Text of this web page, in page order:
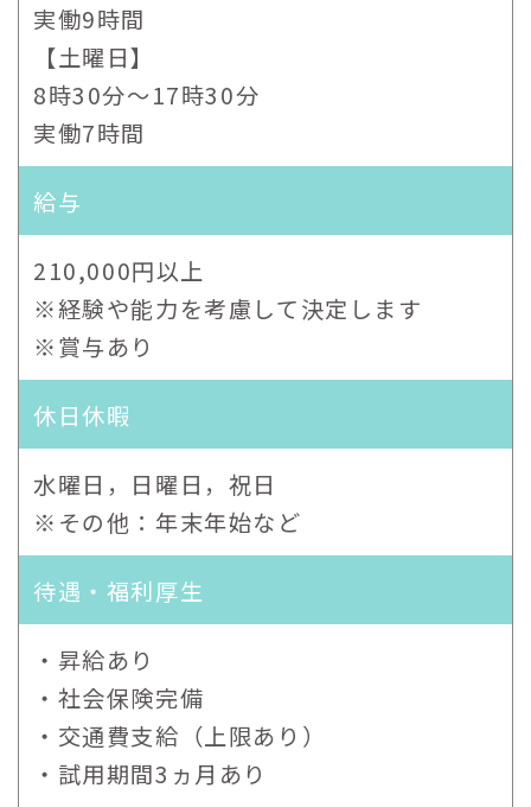
実働9時間
【土曜日】
8時30分～17時30分
実働7時間
給与
210,000円以上
※経験や能力を考慮して決定します
※賞与あり
休日休暇
水曜日，日曜日，祝日
※その他：年末年始など
待遇・福利厚生
・昇給あり
・社会保険完備
・交通費支給（上限あり）
・試用期間3ヵ月あり